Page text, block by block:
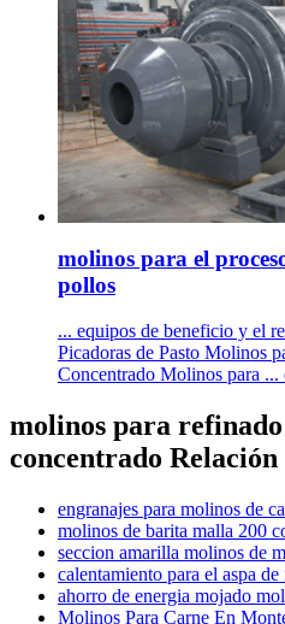
molinos para el
pollos
... equipos de beneficio y el
Picadoras de Pasto Molinos
Concentrado Molinos para ...
molinos para
concentrado Relación
engranajes para molinos de
molinos de barita malla 200
seccion amarilla molinos de
calentamiento para el aspa
ahorro de energia mojado
Molinos Para Carne En